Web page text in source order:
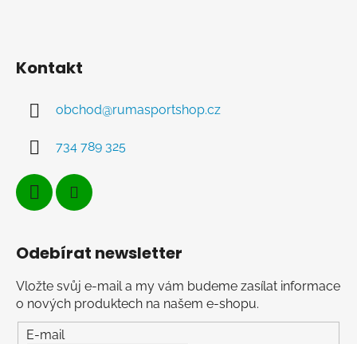
Kontakt
obchod@rumasportshop.cz
734 789 325
Odebírat newsletter
Vložte svůj e-mail a my vám budeme zasílat informace
o nových produktech na našem e-shopu.
E-mail